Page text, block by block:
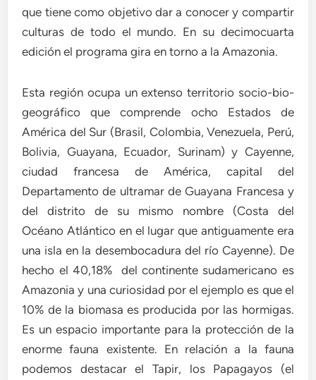
que tiene como objetivo dar a conocer y compartir
culturas de todo el mundo. En su decimocuarta
edición el programa gira en torno a la Amazonia.
Esta región ocupa un extenso territorio socio-bio-
geográfico que comprende ocho Estados de
América del Sur (Brasil, Colombia, Venezuela, Perú,
Bolivia, Guayana, Ecuador, Surinam) y Cayenne,
ciudad francesa de América, capital del
Departamento de ultramar de Guayana Francesa y
del distrito de su mismo nombre (Costa del
Océano Atlántico en el lugar que antiguamente era
una isla en la desembocadura del río Cayenne). De
hecho el 40,18% del continente sudamericano es
Amazonia y una curiosidad por el ejemplo es que el
10% de la biomasa es producida por las hormigas.
Es un espacio importante para la protección de la
enorme fauna existente. En relación a la fauna
podemos destacar el Tapir, los Papagayos (el